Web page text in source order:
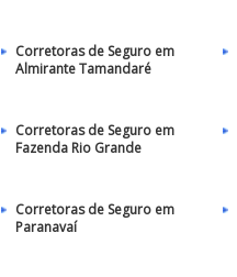
Corretoras de Seguro em
Almirante Tamandaré
Corretoras de Seguro em
Fazenda Rio Grande
Corretoras de Seguro em
Paranavaí